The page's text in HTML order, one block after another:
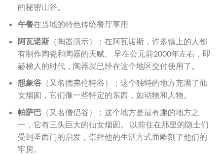
的秘密山谷。
午餐在当地的特色传统餐厅享用
阿瓦诺斯（陶器演示）；在阿瓦诺斯，许多镇上的人都
有制作陶瓷和陶器的天赋。 早在公元前2000年左右，即
赫梯人的时代，陶器就已经在这个地区交付使用了。
想象谷（又名德弗伦特谷）；这个独特的地方充满了仙
女烟囱，它们像一些特定的东西，如动物和人物。
帕萨巴（又名僧侣谷）；这个地方是最有趣的地方之
一，它有三头巨大的仙女烟囱。 以前住在那里的隐士们
受到圣西门的启发，崇拜他的生活方式而雕刻了他们的
牢房。